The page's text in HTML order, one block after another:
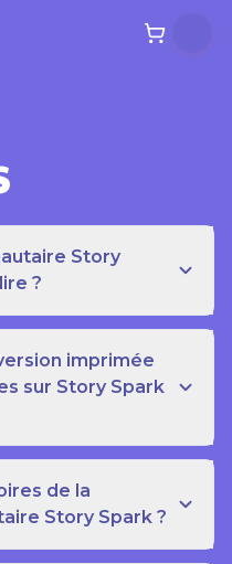
Story
?
imprimée
sur Story Spark
de la
Story Spark ?